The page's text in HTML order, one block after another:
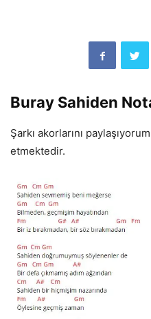
Buray Sahiden
Şarkı akorlarını
etmektedir.